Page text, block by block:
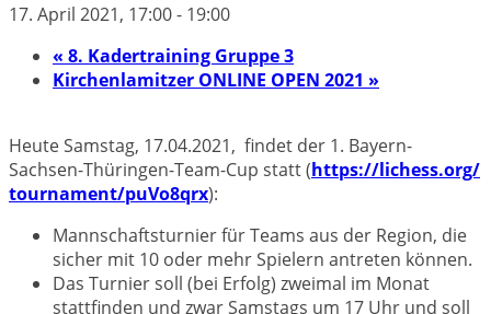
17. April 2021, 17:00- 19:00
« 8. Kadertraining Gruppe 3
Kirchenlamitzer ONLINE OPEN 2021 »
Heute Samstag, 17.04.2021, findet der 1. Bayern-
Sachsen-Thüringen-Team-Cup statt (https://lichess.org/
tournament/puVo8qrx):
Mannschaftsturnier für Teams aus der Region, die
sicher mit 10 oder mehr Spielern antreten können.
Das Turnier soll (bei Erfolg) zweimal im Monat
stattfinden und zwar Samstags um 17 Uhr und soll